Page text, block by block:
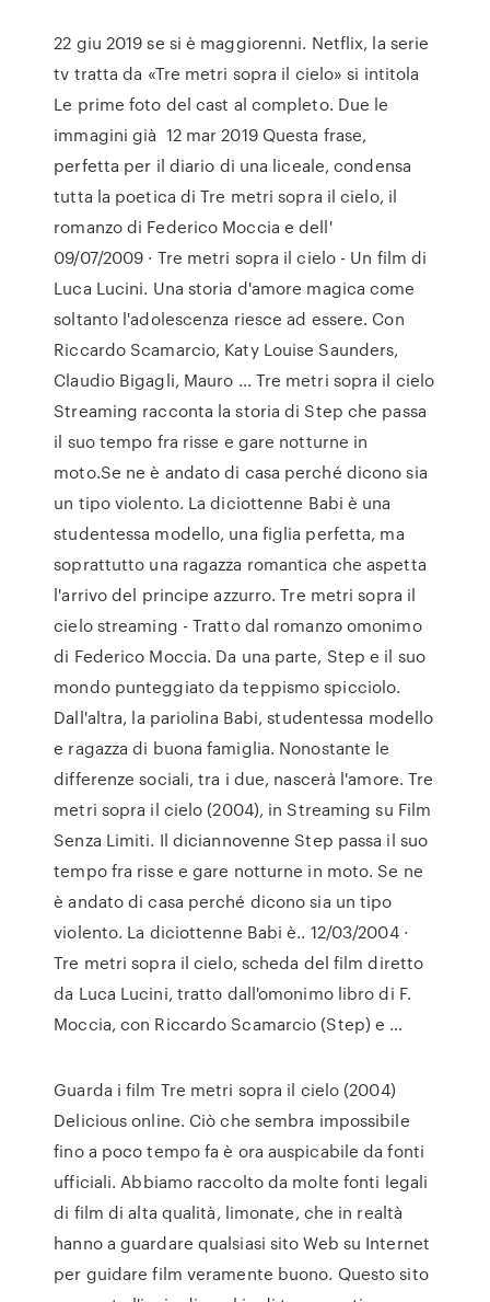
22 giu 2019 se si è maggiorenni. Netflix, la serie
tv tratta da «Tre metri sopra il cielo» si intitola
Le prime foto del cast al completo. Due le
immagini già 12 mar 2019 Questa frase,
perfetta per il diario di una liceale, condensa
tutta la poetica di Tre metri sopra il cielo, il
romanzo di Federico Moccia e dell'
09/07/2009 · Tre metri sopra il cielo - Un film di
Luca Lucini. Una storia d'amore magica come
soltanto l'adolescenza riesce ad essere. Con
Riccardo Scamarcio, Katy Louise Saunders,
Claudio Bigagli, Mauro … Tre metri sopra il cielo
Streaming racconta la storia di Step che passa
il suo tempo fra risse e gare notturne in
moto.Se ne è andato di casa perché dicono sia
un tipo violento. La diciottenne Babi è una
studentessa modello, una figlia perfetta, ma
soprattutto una ragazza romantica che aspetta
l'arrivo del principe azzurro. Tre metri sopra il
cielo streaming - Tratto dal romanzo omonimo
di Federico Moccia. Da una parte, Step e il suo
mondo punteggiato da teppismo spicciolo.
Dall'altra, la pariolina Babi, studentessa modello
e ragazza di buona famiglia. Nonostante le
differenze sociali, tra i due, nascerà l'amore. Tre
metri sopra il cielo (2004), in Streaming su Film
Senza Limiti. Il diciannovenne Step passa il suo
tempo fra risse e gare notturne in moto. Se ne
è andato di casa perché dicono sia un tipo
violento. La diciottenne Babi è.. 12/03/2004 ·
Tre metri sopra il cielo, scheda del film diretto
da Luca Lucini, tratto dall'omonimo libro di F.
Moccia, con Riccardo Scamarcio (Step) e …
Guarda i film Tre metri sopra il cielo (2004)
Delicious online. Ciò che sembra impossibile
fino a poco tempo fa è ora auspicabile da fonti
ufficiali. Abbiamo raccolto da molte fonti legali
di film di alta qualità, limonate, che in realtà
hanno a guardare qualsiasi sito Web su Internet
per guidare film veramente buono. Questo sito